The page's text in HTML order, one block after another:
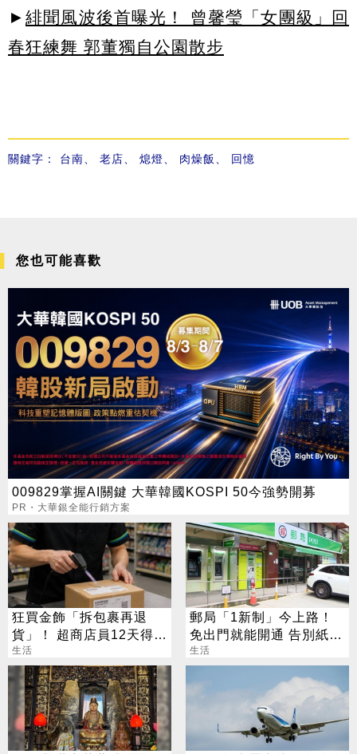
► 緋聞風波後首曝光！ 曾馨瑩「女團級」回
春狂練舞 郭董獨自公園散步
關鍵字： 台南 老店 熄燈 肉燥飯 回憶
您也可能喜歡
009829掌握AI關鍵 大華韓國KOSPI 50今強勢開募
PR・大華銀全能行銷方案
狂買金飾「拆包裹再退
貨」！ 超商店員12天得手
39萬 下場出爐
生活
郵局「1新制」今上路！
免出門就能開通 告別紙本
不用跑臨櫃
生活